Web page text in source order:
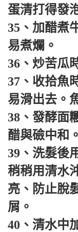
蛋清打得發
35、加醋煮
易煮爛。
36、炒苦瓜
37、收拾魚
易滑出去。
38、發酵面
醋與礆中和。
39、洗髮後
稍稍用清水
亮、防止脫
屑。
40、清水中